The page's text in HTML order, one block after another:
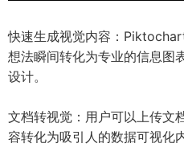
快速生成视觉内容：
想法瞬间转化为专业的信息图
设计。
文档转视觉：用户可以上传
容转化为吸引人的数据可视化